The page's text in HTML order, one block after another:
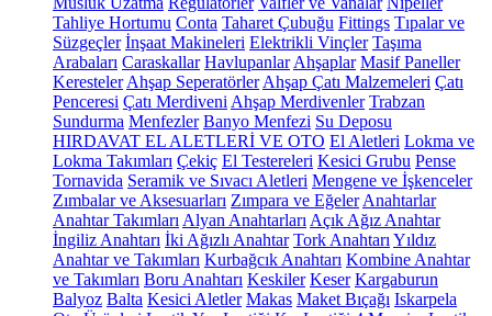
Tahliye Hortumu Conta Taharet Çubuğu Fittings Tıpalar ve
Süzgeçler İnşaat Makineleri Elektrikli Vinçler Taşıma
Arabaları Caraskallar Havlupanlar Ahşaplar Masif Paneller
Keresteler Ahşap Seperatörler Ahşap Çatı Malzemeleri Çatı
Penceresi Çatı Merdiveni Ahşap Merdivenler Trabzan
Sundurma Menfezler Banyo Menfezi Su Deposu
HIRDAVAT EL ALETLERİ VE OTO El Aletleri Lokma ve
Lokma Takımları Çekiç El Testereleri Kesici Grubu Pense
Tornavida Seramik ve Sıvacı Aletleri Mengene ve İşkenceler
Zımbalar ve Aksesuarları Zımpara ve Eğeler Anahtarlar
Anahtar Takımları Alyan Anahtarları Açık Ağız Anahtar
İngiliz Anahtarı İki Ağızlı Anahtar Tork Anahtarı Yıldız
Anahtar ve Takımları Kurbağcık Anahtarı Kombine Anahtar
ve Takımları Boru Anahtarı Keskiler Keser Kargaburun
Balyoz Balta Kesici Aletler Makas Maket Bıçağı Iskarpela